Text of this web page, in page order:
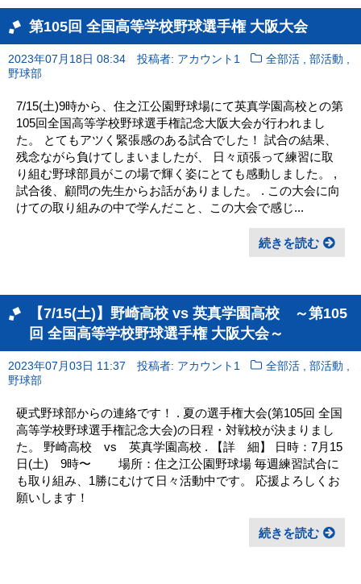
第105回 全国高等学校野球選手権 大阪大会
2023年07月18日 08:34 投稿者: アカウント1 全部活 ,部活動
野球部
7/15(土)9時から、住之江公園野球場にて英真学園高校との第
105回全国高等学校野球選手権記念大阪大会が行われまし
た。 とてもアツく緊張感のある試合でした！ 試合の結果、
残念ながら負けてしまいましたが、 日々頑張って練習に取
り組む野球部員がこの場で輝く姿にとても感動しました。 ,
試合後、顧問の先生からお話がありました。 . この大会に向
けての取り組みの中で学んだこと、この大会で感じ...
続きを読む
【7/15(土)】野崎高校 vs 英真学園高校 ～第105
回 全国高等学校野球選手権 大阪大会～
2023年07月03日 11:37 投稿者: アカウント1 全部活 ,部活動
野球部
硬式野球部からの連絡です！ . 夏の選手権大会(第105回 全国
高等学校野球選手権記念大会)の日程・対戦校が決まりまし
た。 野崎高校 vs 英真学園高校 . 【詳 細】 日時：7月15
日(土) 9時〜 場所：住之江公園野球場 毎週練習試合に
も取り組み、1勝にむけて日々活動中です。 応援よろしくお
願いします！
続きを読む